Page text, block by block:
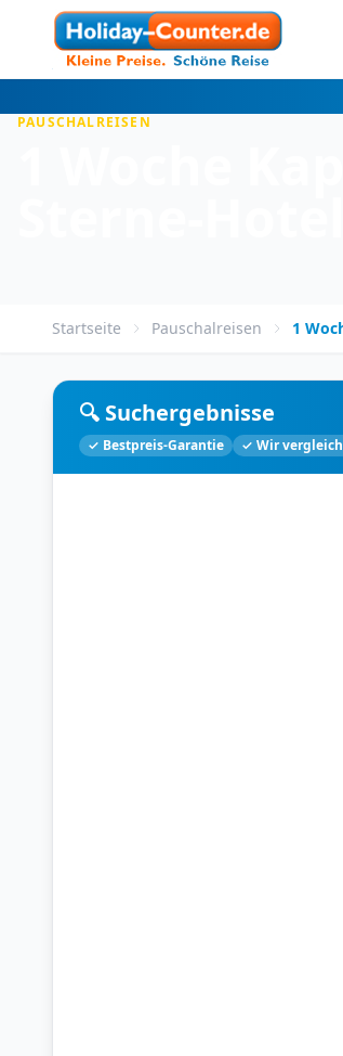
PAUSCHALREISEN
Startseite Pauschalreisen 1
🔍 Suchergebnisse
✓ Bestpreis-Garantie ✓ Wir